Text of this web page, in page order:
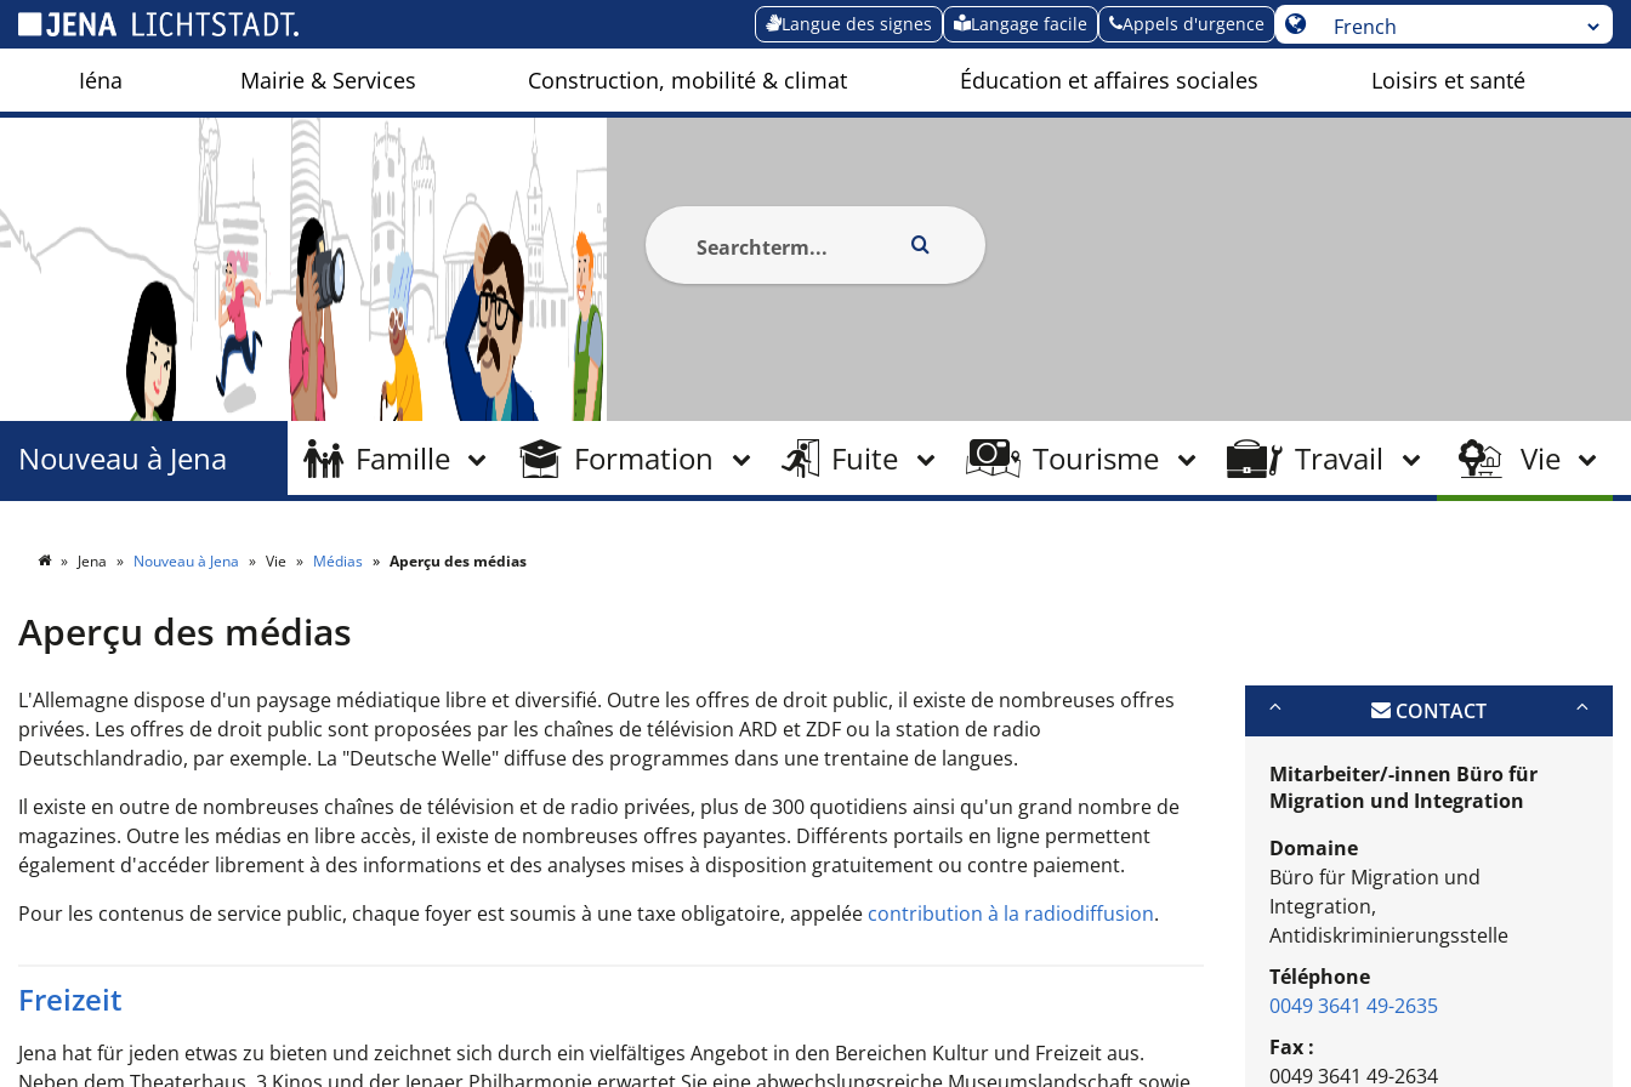
Langue des signes Langage facile Appels d'urgence
Iéna Mairie & Services Construction, mobilité & climat Éducation et affaires sociales Loisirs et santé
Famille Formation Fuite Tourisme Travail Vie
Nouveau à Jena
Jena Nouveau à Jena Vie Médias Aperçu des médias
Aperçu des médias
L'Allemagne dispose d'un paysage médiatique libre et diversifié. Outre les offres de droit public, il existe de nombreuses offres
privées. Les offres de droit public sont proposées par les chaînes de télévision ARD et ZDF ou la station de radio
Deutschlandradio, par exemple. La "Deutsche Welle" diffuse des programmes dans une trentaine de langues.
Il existe en outre de nombreuses chaînes de télévision et de radio privées, plus de 300 quotidiens ainsi qu'un grand nombre de
magazines. Outre les médias en libre accès, il existe de nombreuses offres payantes. Différents portails en ligne permettent
également d'accéder librement à des informations et des analyses mises à disposition gratuitement ou contre paiement.
Pour les contenus de service public, chaque foyer est soumis à une taxe obligatoire, appelée contribution à la radiodiffusion.
Freizeit
Jena hat für jeden etwas zu bieten und zeichnet sich durch ein vielfältiges Angebot in den Bereichen Kultur und Freizeit aus.
CONTACT
Mitarbeiter/-innen Büro für
Migration und Integration
Domaine
Büro für Migration und
Integration,
Antidiskriminierungsstelle
Téléphone
0049 3641 49-2635
Fax :
0049 3641 49-2634
Panneau de gestion des cookies